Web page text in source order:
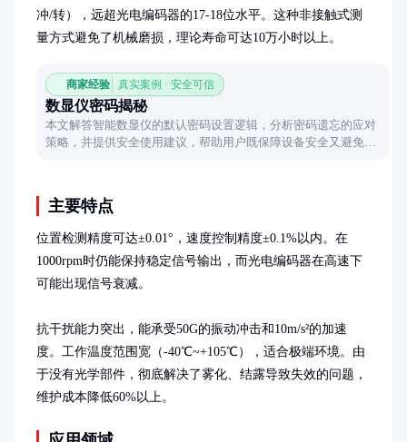
冲/转），远超光电编码器的17-18位水平。这种非接触式测
量方式避免了机械磨损，理论寿命可达10万小时以上。
商家经验 真实案例 · 安全可信
数显仪密码揭秘
本文解答智能数显仪的默认密码设置逻辑，分析密码遗忘的应对
策略，并提供安全使用建议，帮助用户既保障设备安全又避免被
主要特点
位置检测精度可达±0.01°，速度控制精度±0.1%以内。在
1000rpm时仍能保持稳定信号输出，而光电编码器在高速下
可能出现信号衰减。
抗干扰能力突出，能承受50G的振动冲击和10m/s²的加速
度。工作温度范围宽（-40℃~+105℃），适合极端环境。由
于没有光学部件，彻底解决了雾化、结露导致失效的问题，
维护成本降低60%以上。